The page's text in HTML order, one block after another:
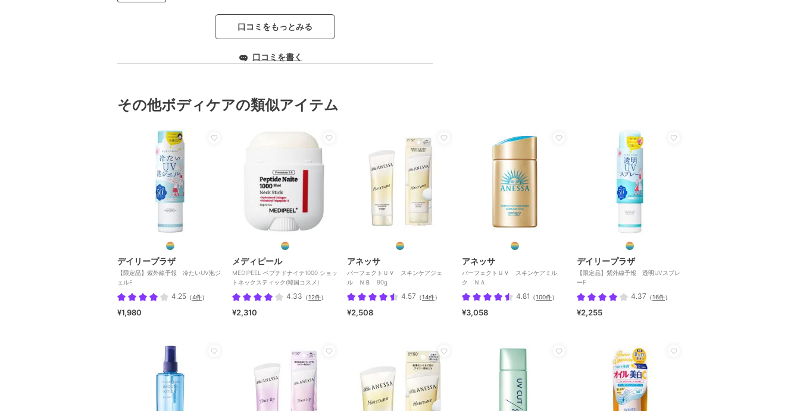
口コミをもっとみる
口コミを書く
その他ボディケアの類似アイテム
デイリープラザ
【限定品】紫外線予報 冷たいUV泡ジ
ェルF
4.25 （4件）
¥1,980
メディピール
MEDIPEEL ペプチドナイテ1000 ショッ
トネックスティック(韓国コスメ)
4.33 （12件）
¥2,310
アネッサ
パーフェクトＵＶ スキンケアジェ
ル ＮＢ 90g
4.57 （14件）
¥2,508
アネッサ
パーフェクトＵＶ スキンケアミル
ク ＮＡ
4.81 （100件）
¥3,058
デイリープラザ
【限定品】紫外線予報 透明UVスプレ
ーF
4.37 （16件）
¥2,255